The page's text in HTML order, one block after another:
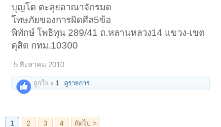
บุญโต ตะลุยอาณาจักรมด
โทษภัยของการผิดศีล5ข้อ
พิทักษ์ โพธิทุน 289/41 ถ.หลานหลวง14 แขวง-เขต
ดุสิต กทม.10300
5 สิงหาคม 2010
ถูกใจ x 1 ดูรายการ